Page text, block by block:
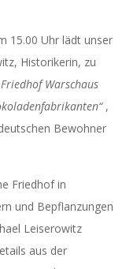
15.00 Uhr lädt unser
Historikerin, zu
Warschaus
,
Bewohner
Friedhof in
und Bepflanzungen
Leiserowitz
aus der